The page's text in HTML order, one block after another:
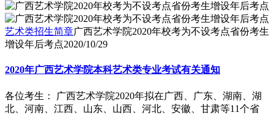
艺术类招生简章广西艺术学院2020年校考为不设考点省份考生
增设年后考点2020/10/29
2020年广西艺术学院本科艺术类专业考试有关通知
各位考生： 广西艺术学院2020年拟在广西、广东、湖南、湖
北、河南、江西、山东、山西、河北、安徽、甘肃等11个省